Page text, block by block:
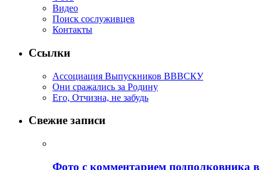
Видео
Поиск сослуживцев
Контакты
Ссылки
Ассоциация Выпускников ВВВСКУ
Они сражались за Родину
Его, Отчизна, не забудь
Свежие записи
Фото с комментарием подполковника в